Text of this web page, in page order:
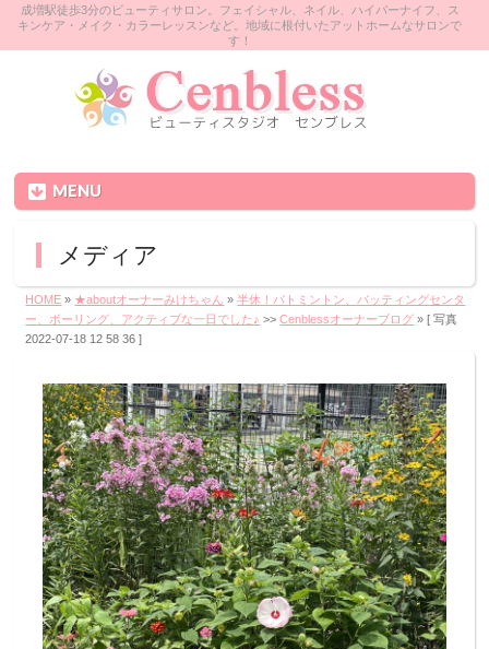
成増駅徒歩3分のビューティサロン。フェイシャル、ネイル、ハイパーナイフ、ス
キンケア・メイク・カラーレッスンなど。地域に根付いたアットホームなサロンで
す！
MENU
メディア
HOME » ★aboutオーナーみけちゃん »半休！バトミントン、バッティングセンタ
ー、ボーリング、アクティブな一日でした♪ >>Cenblessオーナーブログ » [ 写真
2022-07-18 12 58 36 ]